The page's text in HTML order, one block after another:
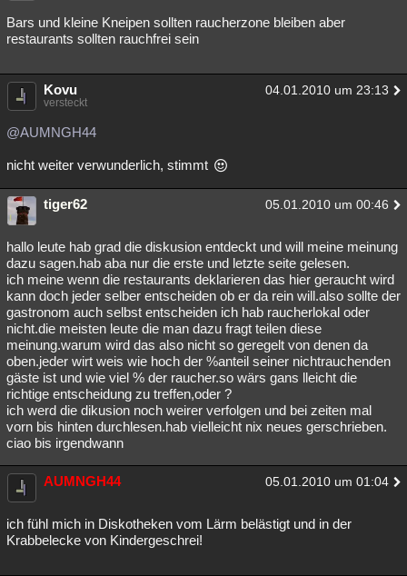
Bars und kleine Kneipen sollten raucherzone bleiben aber
restaurants sollten rauchfrei sein
Kovu 04.01.2010 um 23:13
versteckt
@AUMNGH44
nicht weiter verwunderlich, stimmt
tiger62 05.01.2010 um 00:46
hallo leute hab grad die diskusion entdeckt und will meine meinung
dazu sagen.hab aba nur die erste und letzte seite gelesen.
ich meine wenn die restaurants deklarieren das hier geraucht wird
kann doch jeder selber entscheiden ob er da rein will.also sollte der
gastronom auch selbst entscheiden ich hab raucherlokal oder
nicht.die meisten leute die man dazu fragt teilen diese
meinung.warum wird das also nicht so geregelt von denen da
oben.jeder wirt weis wie hoch der %anteil seiner nichtrauchenden
gäste ist und wie viel % der raucher.so wärs gans lleicht die
richtige entscheidung zu treffen,oder ?
ich werd die dikusion noch weirer verfolgen und bei zeiten mal
vorn bis hinten durchlesen.hab vielleicht nix neues gerschrieben.
ciao bis irgendwann
AUMNGH44 05.01.2010 um 01:04
ich fühl mich in Diskotheken vom Lärm belästigt und in der
Krabbelecke von Kindergeschrei!